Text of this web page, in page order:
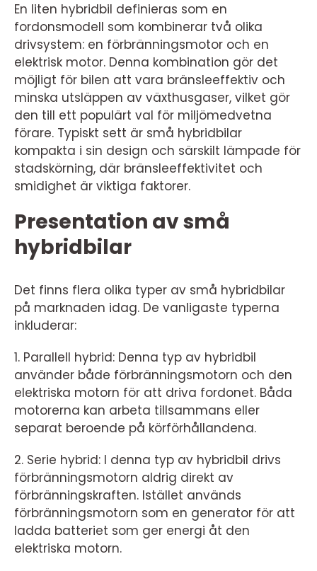
En liten hybridbil definieras som en
fordonsmodell som kombinerar två olika
drivsystem: en förbränningsmotor och en
elektrisk motor. Denna kombination gör det
möjligt för bilen att vara bränsleeffektiv och
minska utsläppen av växthusgaser, vilket gör
den till ett populärt val för miljömedvetna
förare. Typiskt sett är små hybridbilar
kompakta i sin design och särskilt lämpade för
stadskörning, där bränsleeffektivitet och
smidighet är viktiga faktorer.
Presentation av små
hybridbilar
Det finns flera olika typer av små hybridbilar
på marknaden idag. De vanligaste typerna
inkluderar:
1. Parallell hybrid: Denna typ av hybridbil
använder både förbränningsmotorn och den
elektriska motorn för att driva fordonet. Båda
motorerna kan arbeta tillsammans eller
separat beroende på körförhållandena.
2. Serie hybrid: I denna typ av hybridbil drivs
förbränningsmotorn aldrig direkt av
förbränningskraften. Istället används
förbränningsmotorn som en generator för att
ladda batteriet som ger energi åt den
elektriska motorn.